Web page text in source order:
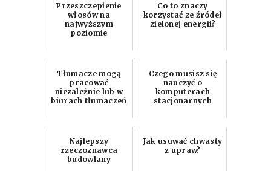
Przeszczepienie
włosów na
najwyższym
poziomie
Co to znaczy
korzystać ze źródeł
zielonej energii?
Tłumacze mogą
pracować
niezależnie lub w
biurach tłumaczeń
Czego musisz się
nauczyć o
komputerach
stacjonarnych
Najlepszy
rzeczoznawca
budowlany
Jak usuwać chwasty
z upraw?